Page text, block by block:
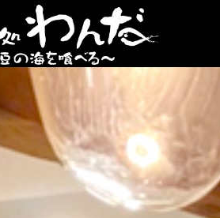
海鮮
居酒
おさ
かな
処
わん
だ